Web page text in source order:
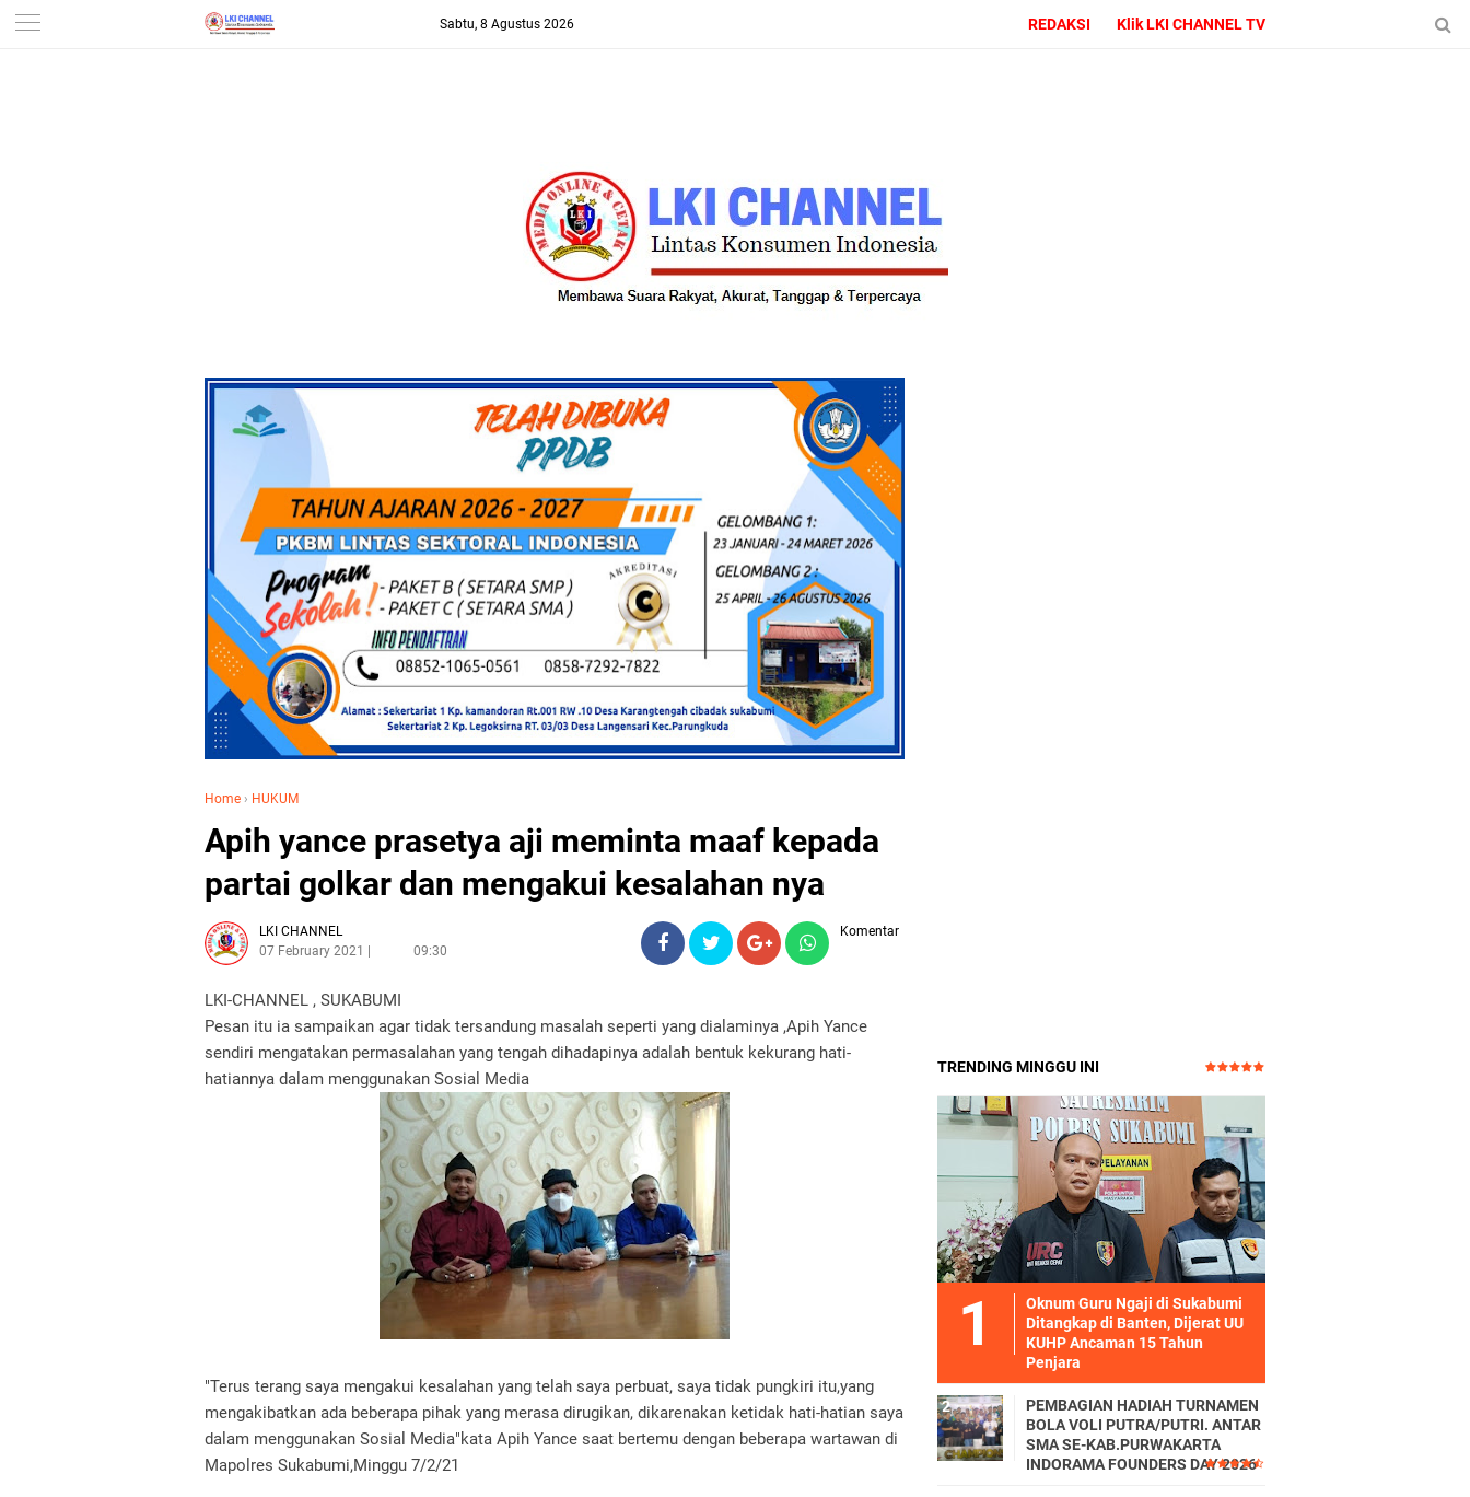
-->
Sabtu, 8 Agustus 2026 REDAKSI Klik LKI CHANNEL TV
Home › HUKUM
Apih yance prasetya aji meminta maaf kepada
partai golkar dan mengakui kesalahan nya
LKI CHANNEL
07 February 2021
09:30
Komentar
LKI-CHANNEL , SUKABUMI
Pesan itu ia sampaikan agar tidak tersandung masalah seperti yang dialaminya ,Apih Yance
sendiri mengatakan permasalahan yang tengah dihadapinya adalah bentuk kekurang hati-
hatiannya dalam menggunakan Sosial Media
"Terus terang saya mengakui kesalahan yang telah saya perbuat, saya tidak pungkiri itu,yang
mengakibatkan ada beberapa pihak yang merasa dirugikan, dikarenakan ketidak hati-hatian saya
dalam menggunakan Sosial Media"kata Apih Yance saat bertemu dengan beberapa wartawan di
Mapolres Sukabumi,Minggu 7/2/21
TRENDING MINGGU INI
Oknum Guru Ngaji di Sukabumi
Ditangkap di Banten, Dijerat UU
KUHP Ancaman 15 Tahun
Penjara
PEMBAGIAN HADIAH TURNAMEN
BOLA VOLI PUTRA/PUTRI. ANTAR
SMA SE-KAB.PURWAKARTA
INDORAMA FOUNDERS DAY 2026